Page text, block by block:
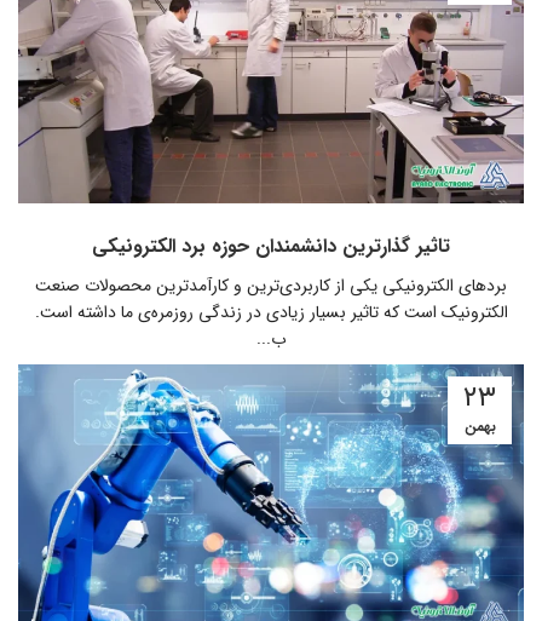
تاثیر گذار‌ترین دانشمندان حوزه برد الکترونیکی
برد‌های الکترونیکی یکی از کاربردی‌ترین و کارآمد‌ترین محصولات صنعت
الکترونیک است که تاثیر بسیار زیادی در زندگی روزمره‌ی ما داشته است‌.
ب...
۲۳
بهمن